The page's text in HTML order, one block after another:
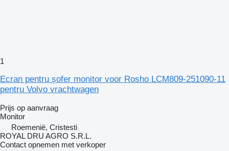
1
Ecran pentru șofer monitor voor Rosho LCM809-251090-11
pentru Volvo vrachtwagen
Prijs op aanvraag
Monitor
Roemenië, Cristesti
ROYAL DRU AGRO S.R.L.
Contact opnemen met verkoper